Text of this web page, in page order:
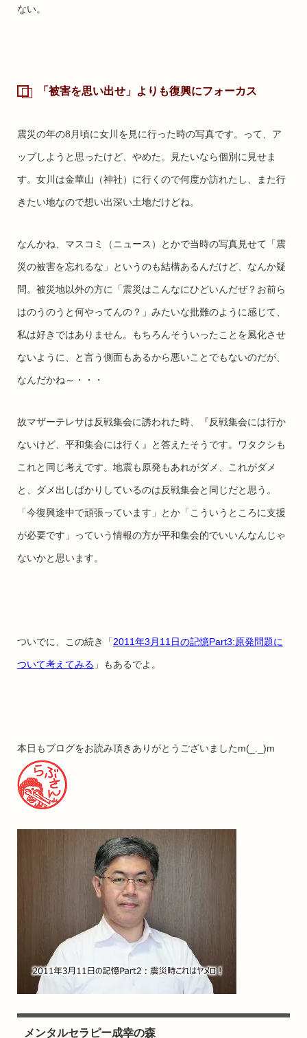
ない。
「被害を思い出せ」よりも復興にフォーカス
震災の年の8月頃に女川を見に行った時の写真です。って、ア
ップしようと思ったけど、やめた。見たいなら個別に見せま
す。女川は金華山（神社）に行くので何度か訪れたし、また行
きたい地なので想い出深い土地だけどね。
なんかね、マスコミ（ニュース）とかで当時の写真見せて「震
災の被害を忘れるな」というのも結構あるんだけど、なんか疑
問。被災地以外の方に「震災はこんなにひどいんだぜ？お前ら
はのうのうと何やってんの？」みたいな批難のように感じて、
私は好きではありません。もちろんそういったことを風化させ
ないように、と言う側面もあるから悪いことでもないのだが、
なんだかね～・・・
故マザーテレサは反戦集会に誘われた時、『反戦集会には行か
ないけど、平和集会には行く』と答えたそうです。ワタクシも
これと同じ考えです。地震も原発もあれがダメ、これがダメ
と、ダメ出しばかりしているのは反戦集会と同じだと思う。
「今復興途中で頑張っています」とか「こういうところに支援
が必要です」っていう情報の方が平和集会的でいいんなんじゃ
ないかと思います。
ついでに、この続き「2011年3月11日の記憶Part3:原発問題に
ついて考えてみる 」もあるでよ。
本日もブログをお読み頂きありがとうございましたm(_._)m
メンタルセラピー成幸の森